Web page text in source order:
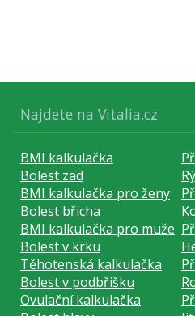
Najdete na Vitalia.cz
BMI kalkulačka
Bolest zad
BMI kalkulačka pro ženy
Bolest břicha
BMI kalkulačka pro muže
Bolest v krku
Těhotenská kalkulačka
Bolest v podbřišku
Ovulační kalkulačka